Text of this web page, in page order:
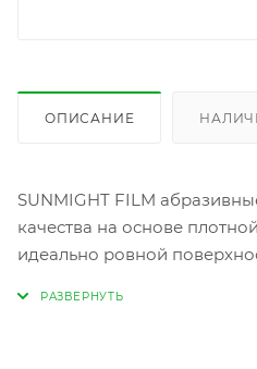
ОПИСАНИЕ
SUNMIGHT FILM
качества на основе
идеально ровной